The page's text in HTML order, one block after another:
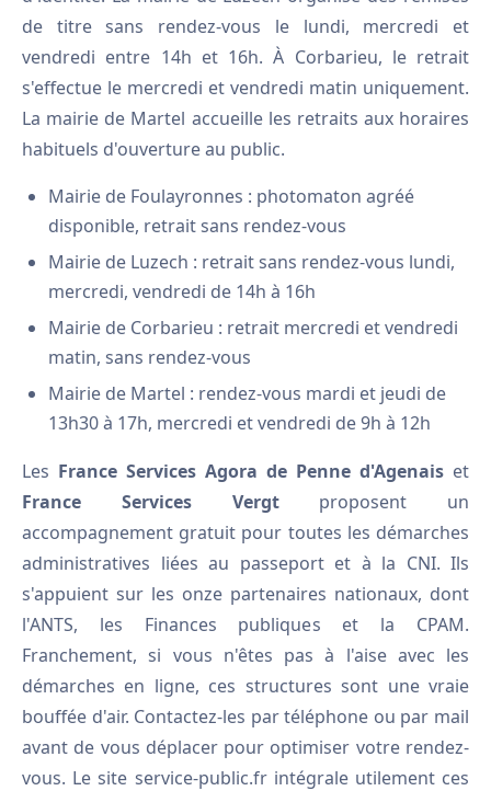
de titre sans rendez-vous le lundi, mercredi et
vendredi entre 14h et 16h. À Corbarieu, le retrait
s'effectue le mercredi et vendredi matin uniquement.
La mairie de Martel accueille les retraits aux horaires
habituels d'ouverture au public.
Mairie de Foulayronnes : photomaton agréé
disponible, retrait sans rendez-vous
Mairie de Luzech : retrait sans rendez-vous lundi,
mercredi, vendredi de 14h à 16h
Mairie de Corbarieu : retrait mercredi et vendredi
matin, sans rendez-vous
Mairie de Martel : rendez-vous mardi et jeudi de
13h30 à 17h, mercredi et vendredi de 9h à 12h
Les France Services Agora de Penne d'Agenais et
France Services Vergtproposent un
accompagnement gratuit pour toutes les démarches
administratives liées au passeport et à la CNI. Ils
s'appuient sur les onze partenaires nationaux, dont
l'ANTS, les Finances publiques et la CPAM.
Franchement, si vous n'êtes pas à l'aise avec les
démarches en ligne, ces structures sont une vraie
bouffée d'air. Contactez-les par téléphone ou par mail
avant de vous déplacer pour optimiser votre rendez-
vous. Le site service-public.fr intégrale utilement ces